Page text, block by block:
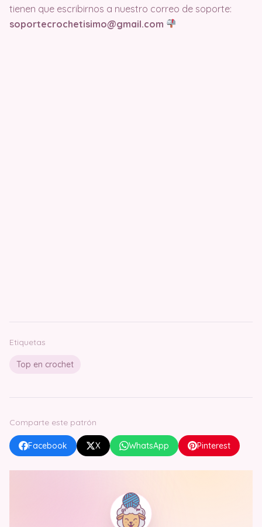
tienen que escribirnos a nuestro correo de soporte:
soportecrochetisimo@gmail.com
Etiquetas
Top en crochet
Comparte este patrón
Facebook X WhatsApp Pinterest